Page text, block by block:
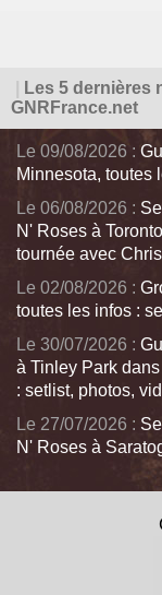
Les 5 dernières
GNRFrance.net
Le 09/08/2026 :
Minnesota, toutes
Le 06/08/2026 :
N' Roses à
tournée avec
Le 02/08/2026 :
toutes les infos :
Le 30/07/2026 :
à Tinley Park
: setlist, photos,
Le 27/07/2026 :
N' Roses à